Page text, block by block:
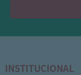
INSTITUCIONAL